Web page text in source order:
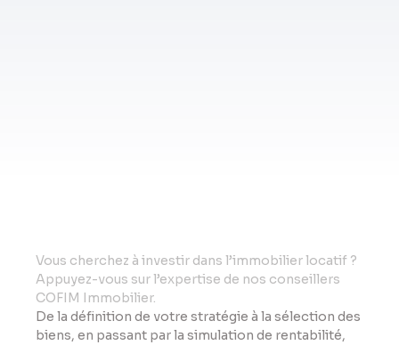
Vous cherchez à investir dans l’immobilier locatif ?
Appuyez-vous sur l’expertise de nos conseillers
COFIM Immobilier.
De la définition de votre stratégie à la sélection des
biens, en passant par la simulation de rentabilité,